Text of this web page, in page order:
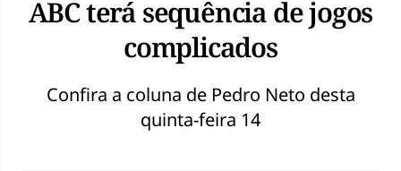
ABC terá sequência de jogos
complicados
Confira a coluna de Pedro Neto desta
quinta-feira 14